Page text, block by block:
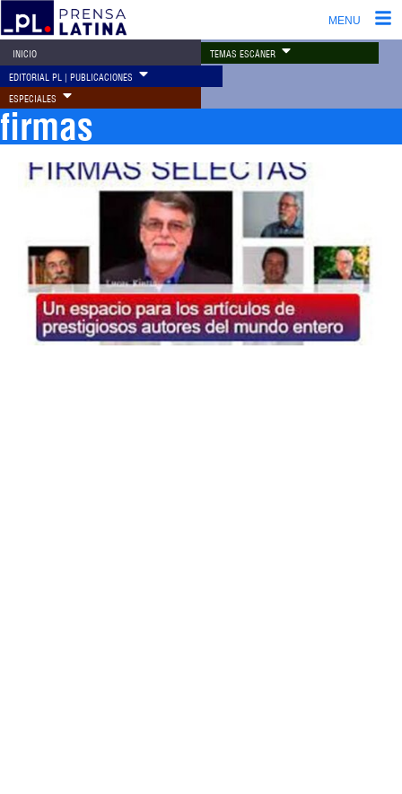
MENU
INICIO TEMAS ESCÁNER
EDITORIAL PL | PUBLICACIONES
ESPECIALES
firmas